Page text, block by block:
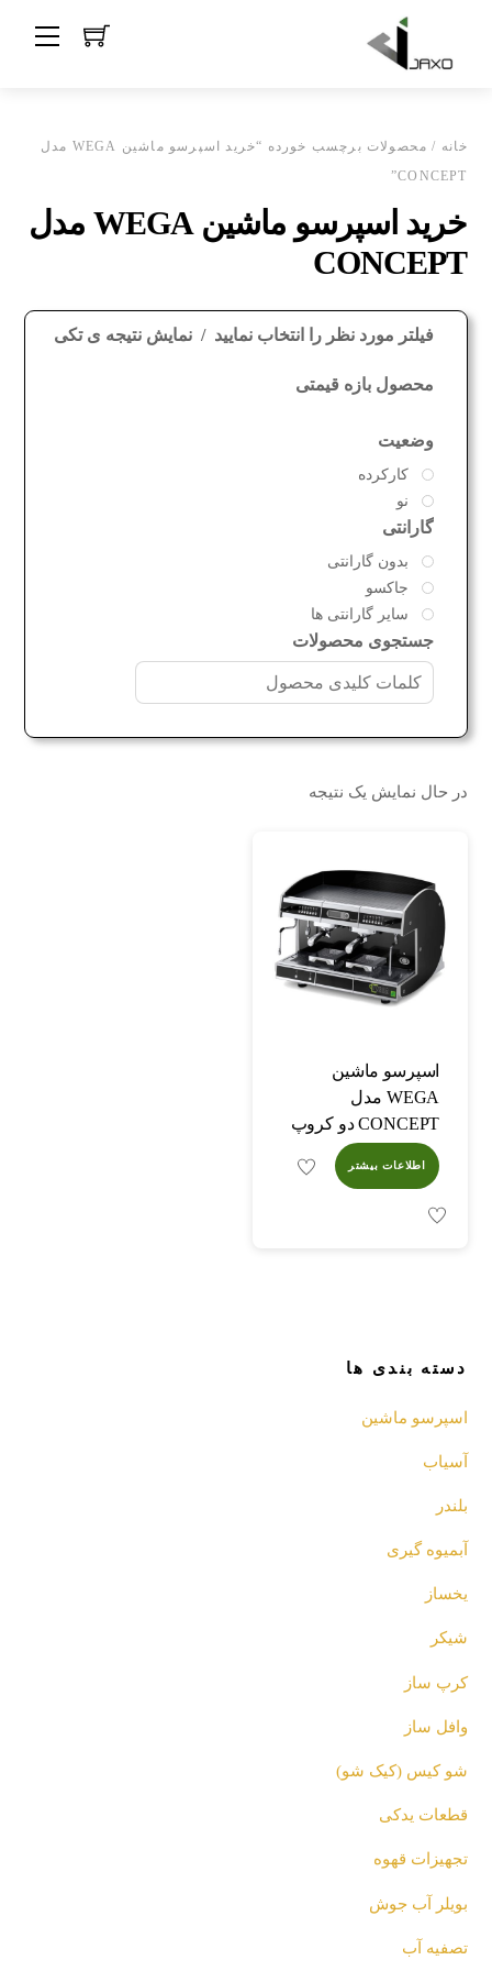
content
خانه
/ محصولات برچسب خورده “خرید اسپرسو ماشین WEGA مدل
CONCEPT”
خرید اسپرسو ماشین WEGA مدل
CONCEPT
فیلتر مورد نظر را انتخاب نمایید نمایش نتیجه ی تکی
محصول بازه قیمتی
وضعیت
کارکرده
نو
گارانتی
بدون گارانتی
جاکسو
سایر گارانتی ها
جستجوی محصولات
در حال نمایش یک نتیجه
اسپرسو ماشین
WEGA مدل
CONCEPT دو کروپ
اطلاعات بیشتر
دسته بندی ها
اسپرسو‌ ماشین
آسیاب
بلندر
آبمیوه گیری
یخساز
شیکر
کرپ ساز
وافل ساز
شو کیس (کیک شو)
قطعات یدکی
تجهیزات قهوه
بویلر آب جوش
تصفیه آب